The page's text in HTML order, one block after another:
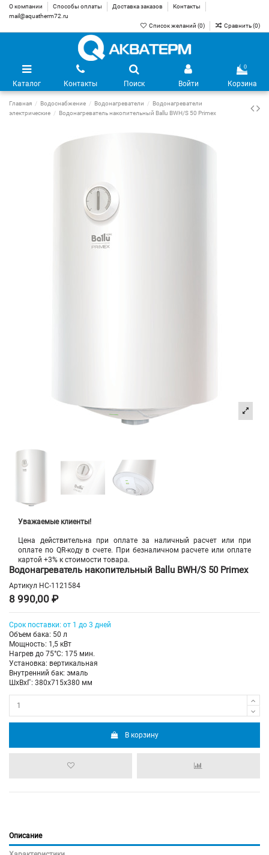
О компании Способы оплаты Доставка заказов
Контакты
mail@aquatherm72.ru
Список желаний (0) Сравнить (0)
Каталог Контакты Поиск Войти
0
Корзина
Главная Водоснабжение Водонагреватели
Водонагреватели
электрические
Водонагреватель накопительный Ballu BWH/S 50 Primex
Уважаемые клиенты!
Цена действительна при оплате за наличный расчет или при
оплате по QR-коду в счете. При безналичном расчете или оплате
картой +3% к стоимости товара.
Водонагреватель накопительный Ballu BWH/S 50 Primex
Артикул НС-1121584
8 990,00 ₽
Срок поставки: от 1 до 3 дней
Объем бака: 50 л
Мощность: 1,5 кВт
Нагрев до 75°С: 175 мин.
Установка: вертикальная
Внутренний бак: эмаль
ШхВхГ: 380х715х380 мм
В корзину
Описание